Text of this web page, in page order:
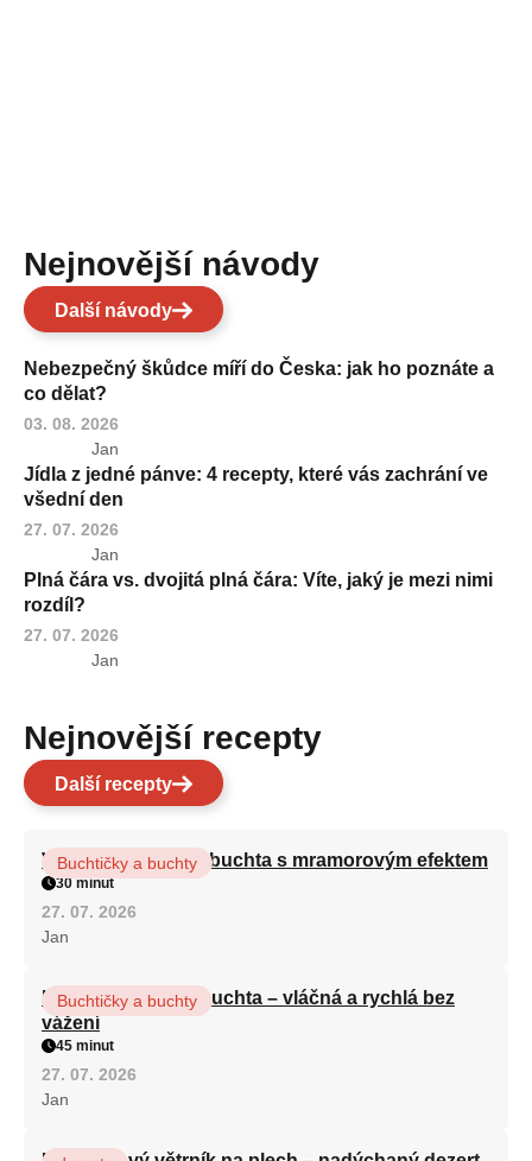
Nejnovější návody
Další návody
Nebezpečný škůdce míří do Česka: jak ho poznáte a
co dělat?
03. 08. 2026
Jan
Jídla z jedné pánve: 4 recepty, které vás zachrání ve
všední den
27. 07. 2026
Jan
Plná čára vs. dvojitá plná čára: Víte, jaký je mezi nimi
rozdíl?
27. 07. 2026
Jan
Nejnovější recepty
Další recepty
Vláčná olejová litá buchta s mramorovým efektem
Buchtičky a buchty
30 minut
27. 07. 2026
Jan
Hrnková maková buchta – vláčná a rychlá bez
vážení
Buchtičky a buchty
45 minut
27. 07. 2026
Jan